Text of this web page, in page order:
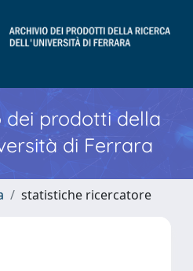
dei prodotti della
di Ferrara
statistiche ricercatore